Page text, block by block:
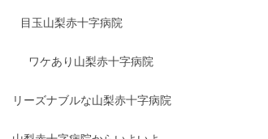
目玉山梨赤十字病院
ワケあり山梨赤十字病院
リーズナブルな山梨赤十字病院